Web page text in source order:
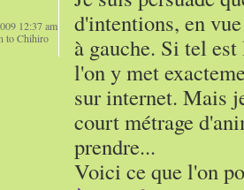
d'intentions, en
à gauche. Si tel
l'on y met
sur internet. Mais
court métrage
prendre...
Voici ce que l'on
12:37 am
to Chihiro